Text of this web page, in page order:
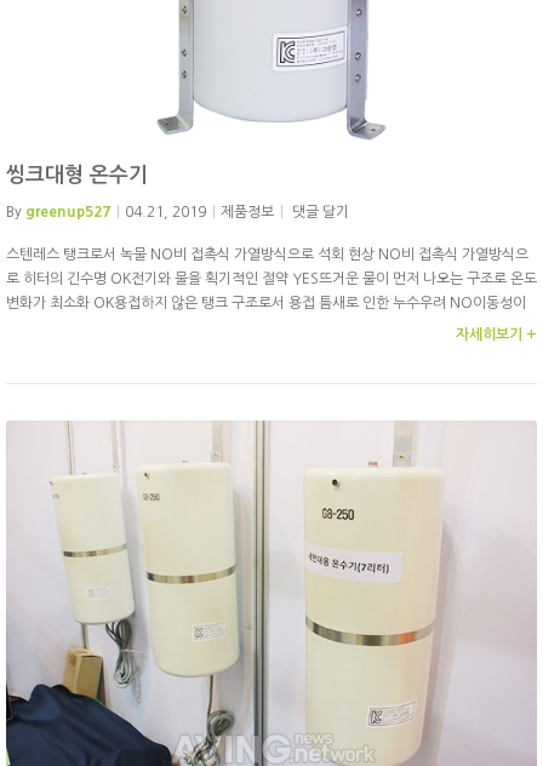
씽크대형 온수기
By greenup527 04.21, 2019 제품정보 댓글 달기
스텐레스 탱크로서 녹물 NO비 접촉식 가열방식으로 석회 현상 NO비 접촉식 가열방식으
로 히터의 긴수명 OK전기와 물을 획기적인 절약 YES뜨거운 물이 먼저 나오는 구조로 온도
변화가 최소화 OK용접하지 않은 탱크 구조로서 용접 틈새로 인한 누수우려 NO이동성이
자세히보기 +